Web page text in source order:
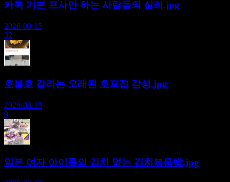
카톡 기본 프사만 하는 사람들의 심리.jpg
2026-03-15
32
호불호 갈리는 오래된 호프집 감성.jpg
2026-03-15
9
일본 여자 아이돌의 김치 없는 김치볶음밥.jpg